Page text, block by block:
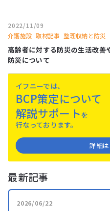
2022/11/09
介護施設 取材記事 整理収納と防災
高齢者に対する防災の生活改善
防災について
イフニーでは、
BCP策定について
解説サポート を
⾏なっております。
詳細
最新記事
2026/06/22